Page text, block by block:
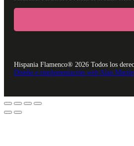
Hispania Flamenco® 2026 Todos los
Diseño e implementación web Alan Martín